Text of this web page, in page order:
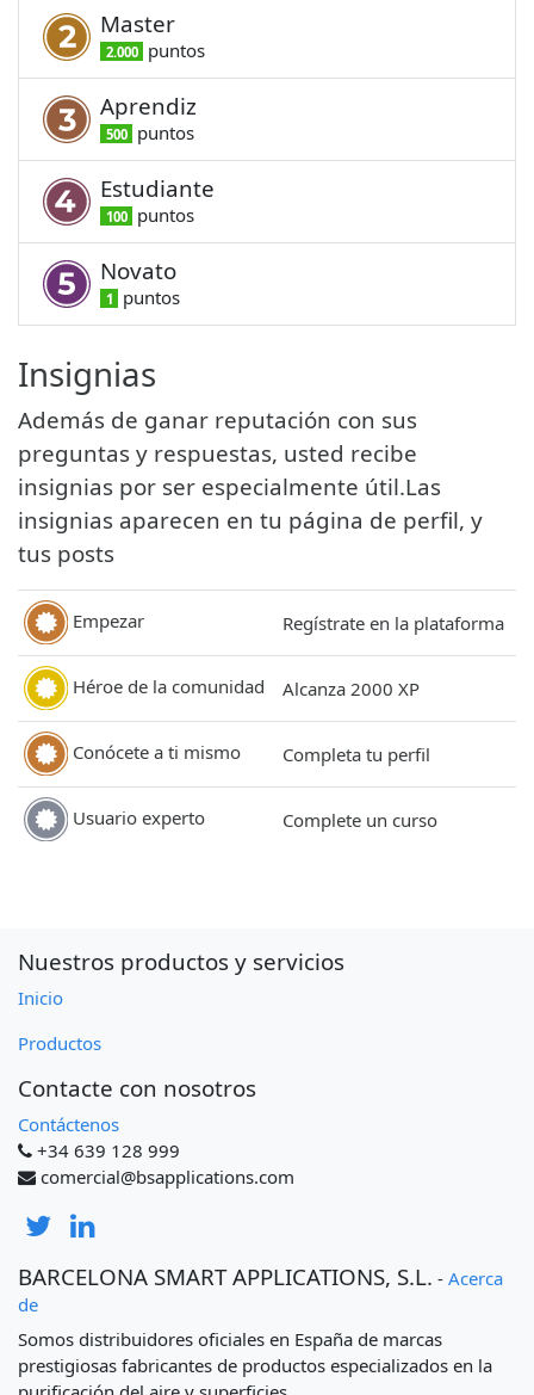
Master
2.000 puntos
Aprendiz
500 puntos
Estudiante
100 puntos
Novato
1 puntos
Insignias
Además de ganar reputación con sus
preguntas y respuestas, usted recibe
insignias por ser especialmente útil.Las
insignias aparecen en tu página de perfil, y
tus posts
Empezar Regístrate en la plataforma
Héroe de la comunidad Alcanza 2000 XP
Conócete a ti mismo Completa tu perfil
Usuario experto Complete un curso
Nuestros productos y servicios
Inicio
Productos
Contacte con nosotros
Contáctenos
+34 639 128 999
comercial@bsapplications.com
BARCELONA SMART APPLICATIONS, S.L. - Acerca
de
Somos distribuidores oficiales en España de marcas
prestigiosas fabricantes de productos especializados en la